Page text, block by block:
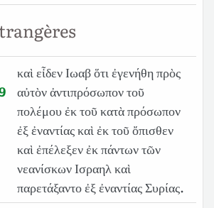
καὶ εἶδεν Ιωαβ ὅτι ἐγενήθη πρὸς
αὐτὸν ἀντιπρόσωπον τοῦ
πολέμου ἐκ τοῦ κατὰ πρόσωπον
ἐξ ἐναντίας καὶ ἐκ τοῦ ὄπισθεν
καὶ ἐπέλεξεν ἐκ πάντων τῶν
νεανίσκων Ισραηλ καὶ
παρετάξαντο ἐξ ἐναντίας Συρίας.